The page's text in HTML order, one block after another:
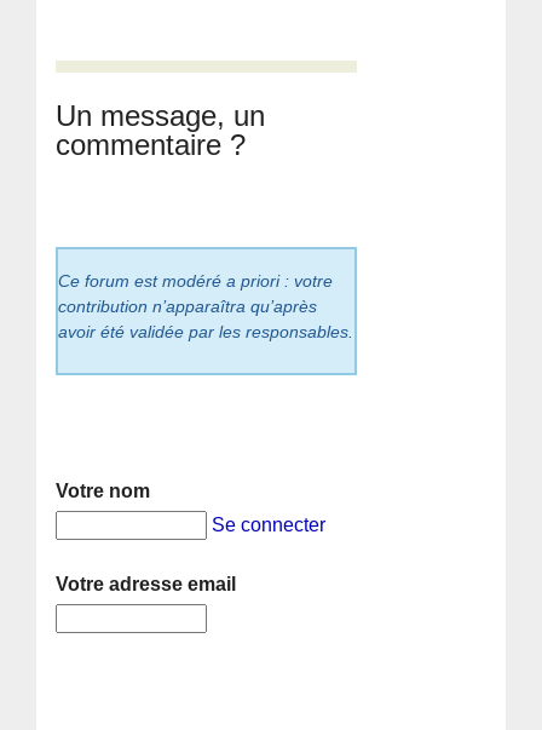
Un message, un
commentaire ?
Ce forum est modéré a priori : votre
contribution n’apparaîtra qu’après
avoir été validée par les responsables.
Votre nom
Se connecter
Votre adresse email